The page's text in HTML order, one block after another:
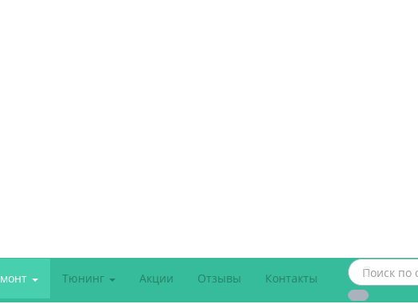
Тюнинг Акции Отзывы Контакты